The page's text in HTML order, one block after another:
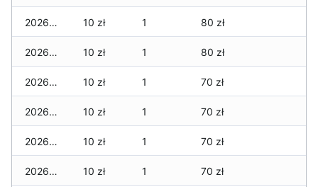
2026-01-15 10 zł 1 80 zł
2026-01-14 10 zł 1 80 zł
2026-01-13 10 zł 1 70 zł
2026-01-12 10 zł 1 70 zł
2026-01-11 10 zł 1 70 zł
2026-01-09 10 zł 1 70 zł